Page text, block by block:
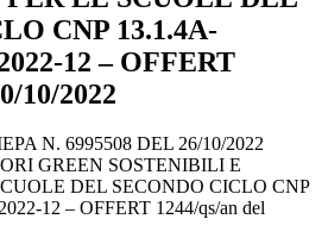
CNP 13.1.4A-
12 – OFFERT
10/2022
N. 6995508 DEL 26/10/2022
GREEN SOSTENIBILI E
DEL SECONDO CICLO CNP
12 – OFFERT 1244/qs/an del